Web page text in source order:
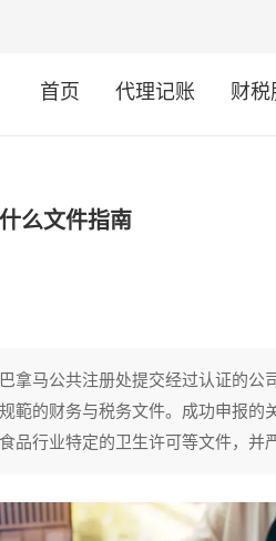
首页 代理记账 财税
么文件指南
拿马公共注册处提交经过认证的公
範的财务与税务文件。成功申报的
品行业特定的卫生许可等文件，并